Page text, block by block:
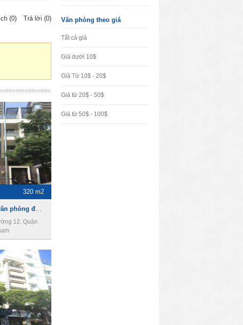
(0)
Trả lời (0)
320 m2
12, Quận
Văn phòng theo giá
Tất cả giá
Giá dưới 10$
Giá Từ 10$ - 20$
Giá từ 20$ - 50$
Giá từ 50$ - 100$